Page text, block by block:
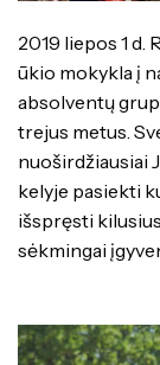
2019 liepos 1
ūkio mokykla į
absolventų
trejus metus.
nuoširdžiausiai
kelyje pasiekti
išspręsti
sėkmingai